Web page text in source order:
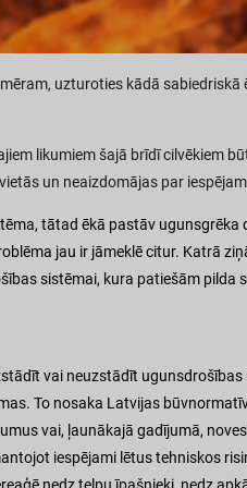
uzturoties kādā
likumiem šajā brīdī cilvēkiem
un neaizdomājas par
tātad ēkā pastāv
jau ir jāmeklē citur. Katrā
sistēmai, kura patiešām
vai neuzstādīt
To nosaka Latvijas
vai, ļaunākajā gadījumā,
iespējami lētus tehniskos
nedz telpu īpašnieki, nedz